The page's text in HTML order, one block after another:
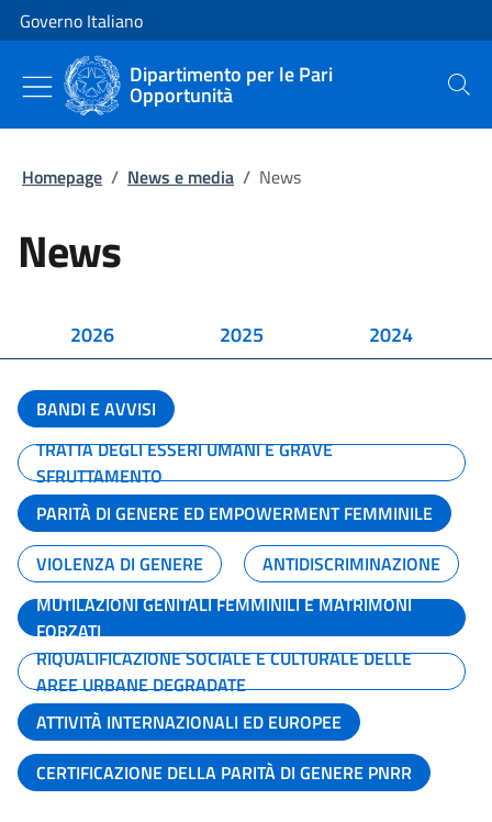
Vai al contenuto
Vai alla navigazione del sito
Governo Italiano
Dipartimento per le Pari
Opportunità Cerca
Homepage / News e media / News
News
2026 2025 2024
BANDI E AVVISI
TRATTA DEGLI ESSERI UMANI E GRAVE
SFRUTTAMENTO
PARITÀ DI GENERE ED EMPOWERMENT FEMMINILE
VIOLENZA DI GENERE
ANTIDISCRIMINAZIONE
MUTILAZIONI GENITALI FEMMINILI E MATRIMONI
FORZATI
RIQUALIFICAZIONE SOCIALE E CULTURALE DELLE
AREE URBANE DEGRADATE
ATTIVITÀ INTERNAZIONALI ED EUROPEE
CERTIFICAZIONE DELLA PARITÀ DI GENERE PNRR